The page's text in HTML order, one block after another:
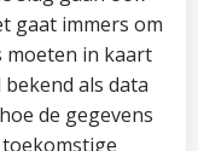
gaat immers om
moeten in kaart
als data
de gegevens